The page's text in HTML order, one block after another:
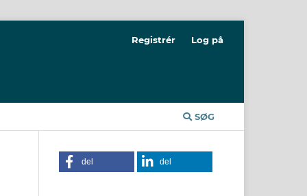
SØG
Registrér Log på
del del